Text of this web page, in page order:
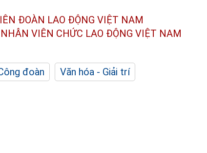
ĐOÀN LAO ĐỘNG VIỆT NAM
VIÊN CHỨC LAO ĐỘNG VIỆT NAM
đoàn
Văn hóa - Giải trí